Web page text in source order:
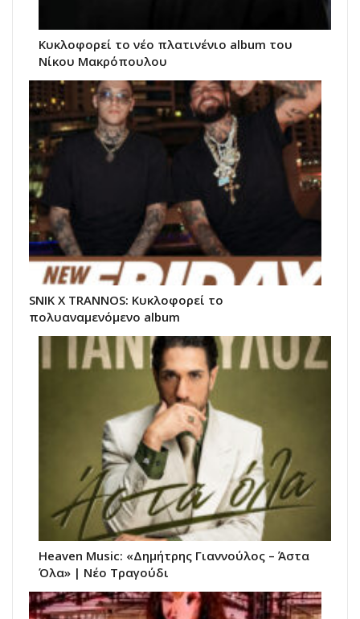
Κυκλοφορεί το νέο πλατινένιο album του
Νίκου Μακρόπουλου
SNIK X TRANNOS: Κυκλοφορεί το
πολυαναμενόμενο album
Heaven Music: «Δημήτρης Γιαννούλος – Άστα
Όλα» | Νέο Τραγούδι